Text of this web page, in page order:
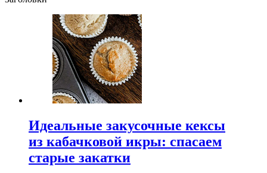
Идеальные закусочные кексы
из кабачковой икры: спасаем
старые закатки